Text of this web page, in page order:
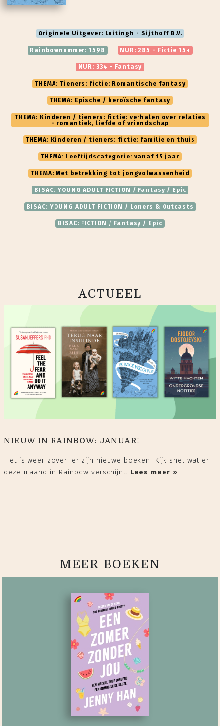
Originele Uitgever: Luitingh - Sijthoff B.V.
Rainbownummer: 1598 NUR: 285 - Fictie 15+
NUR: 334 - Fantasy
THEMA: Tieners: fictie: Romantische fantasy
THEMA: Epische / heroïsche fantasy
THEMA: Kinderen / tieners: fictie: verhalen over relaties
- romantiek, liefde of vriendschap
THEMA: Kinderen / tieners: fictie: familie en thuis
THEMA: Leeftijdscategorie: vanaf 15 jaar
THEMA: Met betrekking tot jongvolwassenheid
BISAC: YOUNG ADULT FICTION / Fantasy / Epic
BISAC: YOUNG ADULT FICTION / Loners & Outcasts
BISAC: FICTION / Fantasy / Epic
ACTUEEL
NIEUW IN RAINBOW: JANUARI
Het is weer zover: er zijn nieuwe boeken! Kijk snel wat er
deze maand in Rainbow verschijnt. Lees meer »
MEER BOEKEN